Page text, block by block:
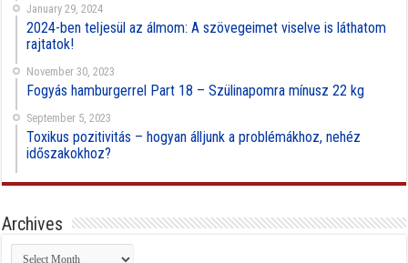
January 29, 2024
2024-ben teljesül az álmom: A szövegeimet viselve is láthatom
rajtatok!
November 30, 2023
Fogyás hamburgerrel Part 18 – Szülinapomra mínusz 22 kg
September 5, 2023
Toxikus pozitivitás – hogyan álljunk a problémákhoz, nehéz
időszakokhoz?
Archives
Archives